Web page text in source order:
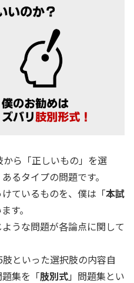
ら「正しいもの」を選
るタイプの問題です。
ているものを、僕は「本試
す。
うな問題が各論点に関して
といった選択肢の内容自
集を「肢別式」問題集とい